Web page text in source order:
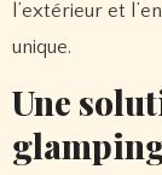
l’extérieur et
unique.
Une